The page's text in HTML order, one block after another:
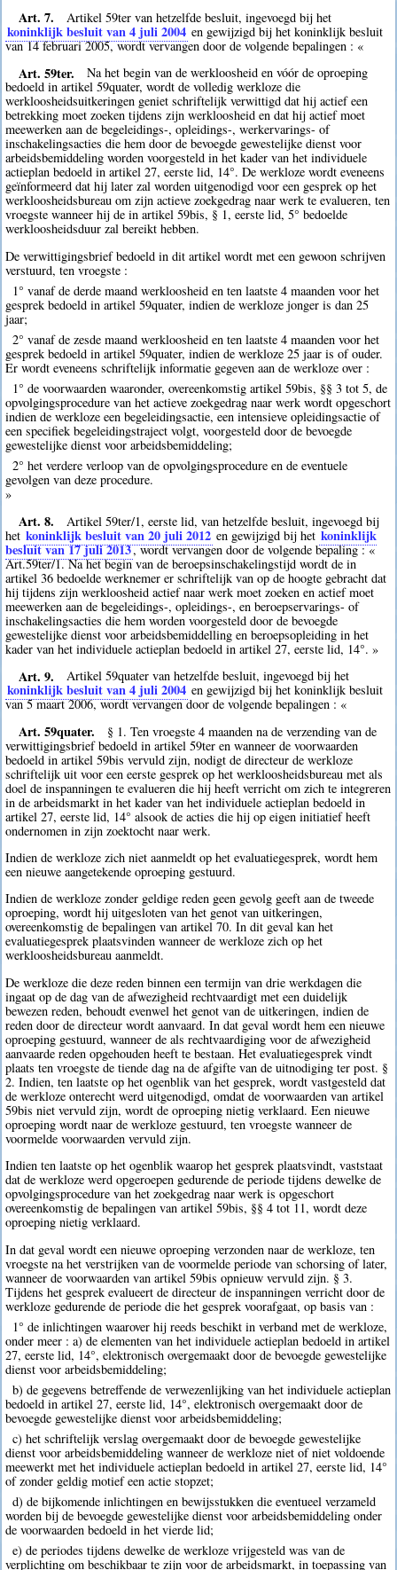
Art. 7. Artikel 59ter van hetzelfde besluit, ingevoegd bij het
koninklijk besluit van 4 juli 2004 en gewijzigd bij het koninklijk besluit
van 14 februari 2005, wordt vervangen door de volgende bepalingen : «
Art. 59ter.
Na het begin van de werkloosheid en vóór de oproeping
bedoeld in artikel 59quater, wordt de volledig werkloze die
werkloosheidsuitkeringen geniet schriftelijk verwittigd dat hij actief een
betrekking moet zoeken tijdens zijn werkloosheid en dat hij actief moet
meewerken aan de begeleidings-, opleidings-, werkervarings- of
inschakelingsacties die hem door de bevoegde gewestelijke dienst voor
arbeidsbemiddeling worden voorgesteld in het kader van het individuele
actieplan bedoeld in artikel 27, eerste lid, 14°. De werkloze wordt eveneens
geïnformeerd dat hij later zal worden uitgenodigd voor een gesprek op het
werkloosheidsbureau om zijn actieve zoekgedrag naar werk te evalueren, ten
vroegste wanneer hij de in artikel 59bis, § 1, eerste lid, 5° bedoelde
werkloosheidsduur zal bereikt hebben.
De verwittigingsbrief bedoeld in dit artikel wordt met een gewoon schrijven
verstuurd, ten vroegste :
1° vanaf de derde maand werkloosheid en ten laatste 4 maanden voor het
gesprek bedoeld in artikel 59quater, indien de werkloze jonger is dan 25
jaar;
2° vanaf de zesde maand werkloosheid en ten laatste 4 maanden voor het
gesprek bedoeld in artikel 59quater, indien de werkloze 25 jaar is of ouder.
Er wordt eveneens schriftelijk informatie gegeven aan de werkloze over :
1° de voorwaarden waaronder, overeenkomstig artikel 59bis, §§ 3 tot 5, de
opvolgingsprocedure van het actieve zoekgedrag naar werk wordt opgeschort
indien de werkloze een begeleidingsactie, een intensieve opleidingsactie of
een specifiek begeleidingstraject volgt, voorgesteld door de bevoegde
gewestelijke dienst voor arbeidsbemiddeling;
2° het verdere verloop van de opvolgingsprocedure en de eventuele
gevolgen van deze procedure.
»
Art. 8.
Artikel 59ter/1, eerste lid, van hetzelfde besluit, ingevoegd bij
het koninklijk besluit van 20 juli 2012 en gewijzigd bij het koninklijk
besluit van 17 juli 2013, wordt vervangen door de volgende bepaling : «
Art.59ter/1. Na het begin van de beroepsinschakelingstijd wordt de in
artikel 36 bedoelde werknemer er schriftelijk van op de hoogte gebracht dat
hij tijdens zijn werkloosheid actief naar werk moet zoeken en actief moet
meewerken aan de begeleidings-, opleidings-, en beroepservarings- of
inschakelingsacties die hem worden voorgesteld door de bevoegde
gewestelijke dienst voor arbeidsbemiddelling en beroepsopleiding in het
kader van het individuele actieplan bedoeld in artikel 27, eerste lid, 14°. »
Art. 9. Artikel 59quater van hetzelfde besluit, ingevoegd bij het
koninklijk besluit van 4 juli 2004 en gewijzigd bij het koninklijk besluit
van 5 maart 2006, wordt vervangen door de volgende bepalingen : «
Art. 59quater.
§ 1. Ten vroegste 4 maanden na de verzending van de
verwittigingsbrief bedoeld in artikel 59ter en wanneer de voorwaarden
bedoeld in artikel 59bis vervuld zijn, nodigt de directeur de werkloze
schriftelijk uit voor een eerste gesprek op het werkloosheidsbureau met als
doel de inspanningen te evalueren die hij heeft verricht om zich te integreren
in de arbeidsmarkt in het kader van het individuele actieplan bedoeld in
artikel 27, eerste lid, 14° alsook de acties die hij op eigen initiatief heeft
ondernomen in zijn zoektocht naar werk.
Indien de werkloze zich niet aanmeldt op het evaluatiegesprek, wordt hem
een nieuwe aangetekende oproeping gestuurd.
Indien de werkloze zonder geldige reden geen gevolg geeft aan de tweede
oproeping, wordt hij uitgesloten van het genot van uitkeringen,
overeenkomstig de bepalingen van artikel 70. In dit geval kan het
evaluatiegesprek plaatsvinden wanneer de werkloze zich op het
werkloosheidsbureau aanmeldt.
De werkloze die deze reden binnen een termijn van drie werkdagen die
ingaat op de dag van de afwezigheid rechtvaardigt met een duidelijk
bewezen reden, behoudt evenwel het genot van de uitkeringen, indien de
reden door de directeur wordt aanvaard. In dat geval wordt hem een nieuwe
oproeping gestuurd, wanneer de als rechtvaardiging voor de afwezigheid
aanvaarde reden opgehouden heeft te bestaan. Het evaluatiegesprek vindt
plaats ten vroegste de tiende dag na de afgifte van de uitnodiging ter post. §
2. Indien, ten laatste op het ogenblik van het gesprek, wordt vastgesteld dat
de werkloze onterecht werd uitgenodigd, omdat de voorwaarden van artikel
59bis niet vervuld zijn, wordt de oproeping nietig verklaard. Een nieuwe
oproeping wordt naar de werkloze gestuurd, ten vroegste wanneer de
voormelde voorwaarden vervuld zijn.
Indien ten laatste op het ogenblik waarop het gesprek plaatsvindt, vaststaat
dat de werkloze werd opgeroepen gedurende de periode tijdens dewelke de
opvolgingsprocedure van het zoekgedrag naar werk is opgeschort
overeenkomstig de bepalingen van artikel 59bis, §§ 4 tot 11, wordt deze
oproeping nietig verklaard.
In dat geval wordt een nieuwe oproeping verzonden naar de werkloze, ten
vroegste na het verstrijken van de voormelde periode van schorsing of later,
wanneer de voorwaarden van artikel 59bis opnieuw vervuld zijn. § 3.
Tijdens het gesprek evalueert de directeur de inspanningen verricht door de
werkloze gedurende de periode die het gesprek voorafgaat, op basis van :
1° de inlichtingen waarover hij reeds beschikt in verband met de werkloze,
onder meer : a) de elementen van het individuele actieplan bedoeld in artikel
27, eerste lid, 14°, elektronisch overgemaakt door de bevoegde gewestelijke
dienst voor arbeidsbemiddeling;
b) de gegevens betreffende de verwezenlijking van het individuele actieplan
bedoeld in artikel 27, eerste lid, 14°, elektronisch overgemaakt door de
bevoegde gewestelijke dienst voor arbeidsbemiddeling;
c) het schriftelijk verslag overgemaakt door de bevoegde gewestelijke
dienst voor arbeidsbemiddeling wanneer de werkloze niet of niet voldoende
meewerkt met het individuele actieplan bedoeld in artikel 27, eerste lid, 14°
of zonder geldig motief een actie stopzet;
d) de bijkomende inlichtingen en bewijsstukken die eventueel verzameld
worden bij de bevoegde gewestelijke dienst voor arbeidsbemiddeling onder
de voorwaarden bedoeld in het vierde lid;
e) de periodes tijdens dewelke de werkloze vrijgesteld was van de
verplichting om beschikbaar te zijn voor de arbeidsmarkt, in toepassing van